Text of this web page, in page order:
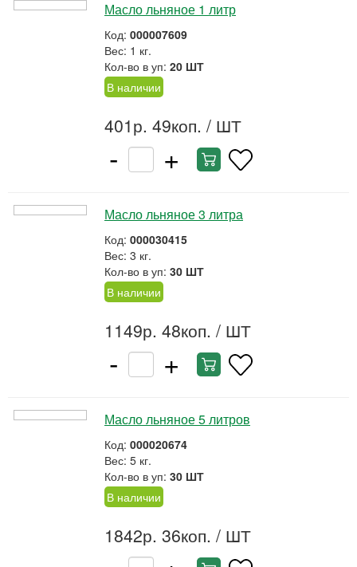
Масло льняное 1 литр
Код: 000007609
Вес: 1 кг.
Кол-во в уп: 20 ШТ
В наличии
401р. 49коп. / ШТ
- +
Масло льняное 3 литра
Код: 000030415
Вес: 3 кг.
Кол-во в уп: 30 ШТ
В наличии
1149р. 48коп. / ШТ
- +
Масло льняное 5 литров
Код: 000020674
Вес: 5 кг.
Кол-во в уп: 30 ШТ
В наличии
1842р. 36коп. / ШТ